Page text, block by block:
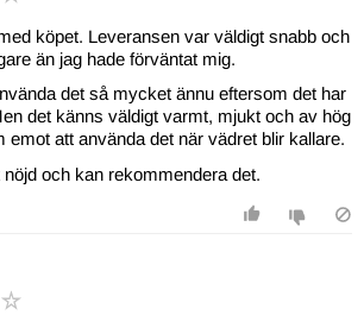
köpet. Leveransen var väldigt snabb och
än jag hade förväntat mig.
det så mycket ännu eftersom det har
det känns väldigt varmt, mjukt och av hög
emot att använda det när vädret blir kallare.